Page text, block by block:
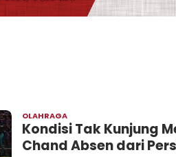
OLAHRAGA
Metaranews
Kondisi Tak Kunjung
Chand Absen dari